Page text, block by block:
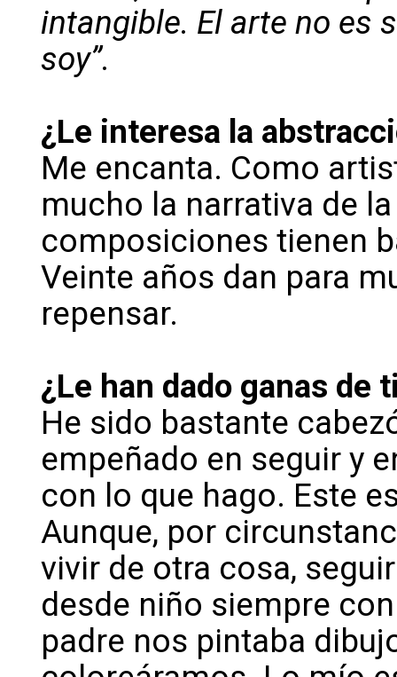
intangible. El arte no es
soy”.
¿Le interesa la
Me encanta. Como
mucho la narrativa de
composiciones tienen
Veinte años dan para
repensar.
¿Le han dado ganas de
He sido bastante
empeñado en seguir y
con lo que hago. Este
Aunque, por
vivir de otra cosa,
desde niño siempre
padre nos pintaba